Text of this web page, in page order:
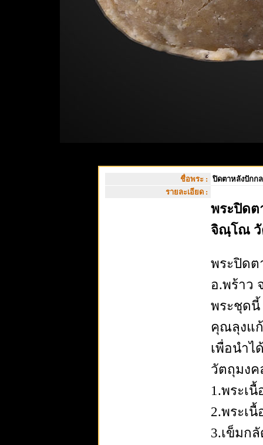
ชื่อพระ : ปิดตาหลังปักก
รายละเอียด :
พระปิด
จิณฺโณ วั
พระปิด
อ.พร้าว
พระชุดนี้
คุณลุงแ
เพื่อนำไ
วัตถุมงค
1.พระเ
2.พระเ
3.เข็มก